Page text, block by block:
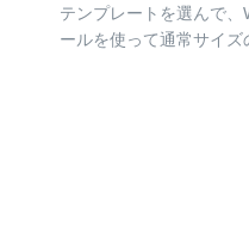
テンプレートを選んで
ールを使って通常サイズ